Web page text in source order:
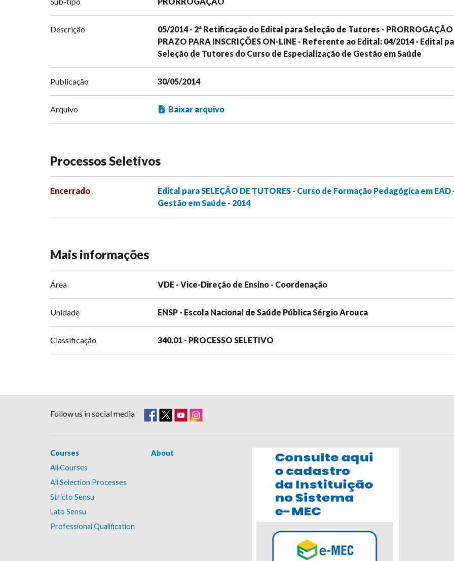
Descrição
05/2014 - 2ª Retificação do Edital para Seleção de Tutores -
PRAZO PARA INSCRIÇÕES ON-LINE - Referente ao Edital: 04/2014 - Edital
Seleção de Tutores do Curso de Especialização de Gestão em Saúde
Publicação 30/05/2014
Arquivo Baixar arquivo
Processos Seletivos
Encerrado
Edital para SELEÇÃO DE TUTORES - Curso de Formação Pedagógica em EAD
Gestão em Saúde - 2014
Mais informações
Área VDE - Vice-Direção de Ensino - Coordenação
Unidade ENSP - Escola Nacional de Saúde Pública Sérgio Arouca
Classificação 340.01 - PROCESSO SELETIVO
Follow us in social media
Courses
All Courses
All Selection Processes
Stricto Sensu
Lato Sensu
Professional Qualification
About